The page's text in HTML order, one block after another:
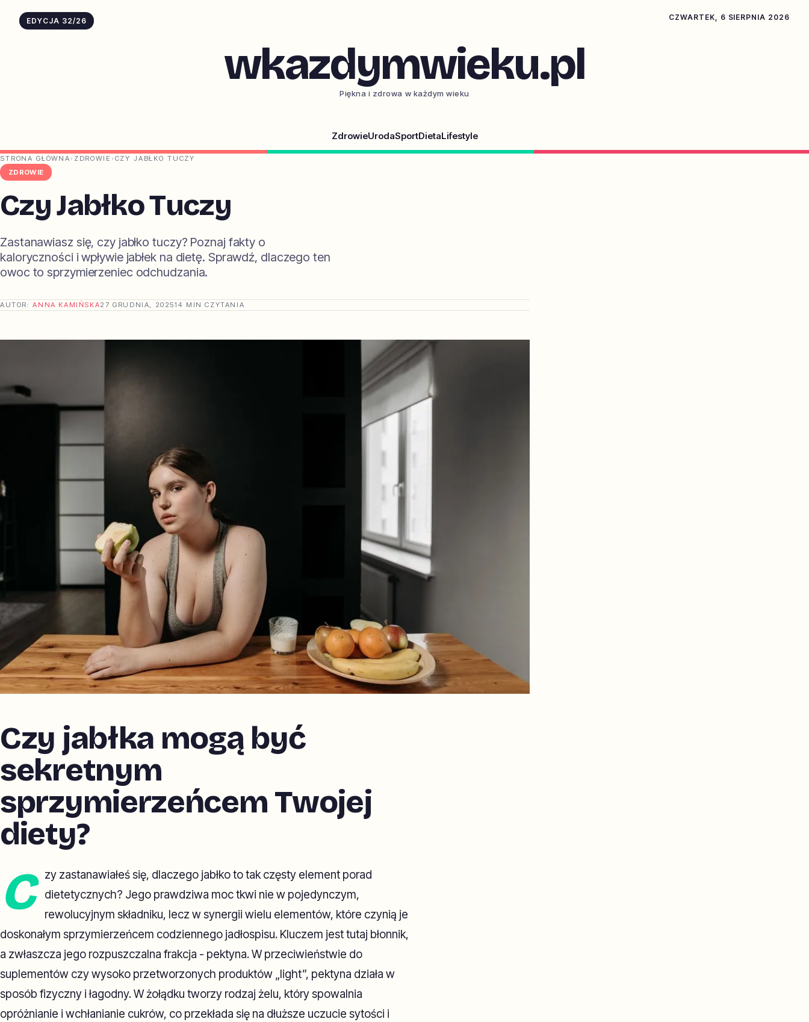
EDYCJA 32/26 CZWARTEK, 6 SIERPNIA 2026
wkazdymwieku.pl
Piękna i zdrowa w każdym wieku
ZdrowieUrodaSportDietaLifestyle
STRONA GŁÓWNA › ZDROWIE › CZY JABŁKO TUCZY
ZDROWIE
Czy Jabłko Tuczy
Zastanawiasz się, czy jabłko tuczy? Poznaj fakty o
kaloryczności i wpływie jabłek na dietę. Sprawdź, dlaczego ten
owoc to sprzymierzeniec odchudzania.
AUTOR:ANNA KAMIŃSKA27 GRUDNIA, 202514 MIN CZYTANIA
Czy jabłka mogą być
sekretnym
sprzymierzeńcem Twojej
diety?
C
zy zastanawiałeś się, dlaczego jabłko to tak częsty element porad
dietetycznych? Jego prawdziwa moc tkwi nie w pojedynczym,
rewolucyjnym składniku, lecz w synergii wielu elementów, które czynią je
doskonałym sprzymierzeńcem codziennego jadłospisu. Kluczem jest tutaj błonnik,
a zwłaszcza jego rozpuszczalna frakcja - pektyna. W przeciwieństwie do
suplementów czy wysoko przetworzonych produktów „light”, pektyna działa w
sposób fizyczny i łagodny. W żołądku tworzy rodzaj żelu, który spowalnia
opróżnianie i wchłanianie cukrów, co przekłada się na dłuższe uczucie sytości i